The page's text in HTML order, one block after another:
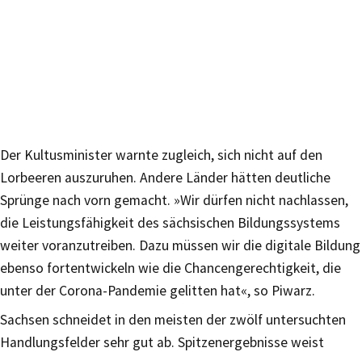
Der Kultusminister warnte zugleich, sich nicht auf den
Lorbeeren auszuruhen. Andere Länder hätten deutliche
Sprünge nach vorn gemacht. »Wir dürfen nicht nachlassen,
die Leistungsfähigkeit des sächsischen Bildungssystems
weiter voranzutreiben. Dazu müssen wir die digitale Bildung
ebenso fortentwickeln wie die Chancengerechtigkeit, die
unter der Corona-Pandemie gelitten hat«, so Piwarz.
Sachsen schneidet in den meisten der zwölf untersuchten
Handlungsfelder sehr gut ab. Spitzenergebnisse weist